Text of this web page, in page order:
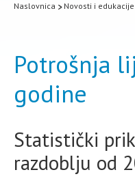
Naslovnica Novosti i edukacije
Potrošnja
godine
Statistički
razdoblju od